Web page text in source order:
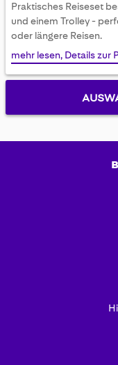
Praktisches Reiseset
und einem Trolley -
oder längere Reisen.
mehr lesen, Details zur